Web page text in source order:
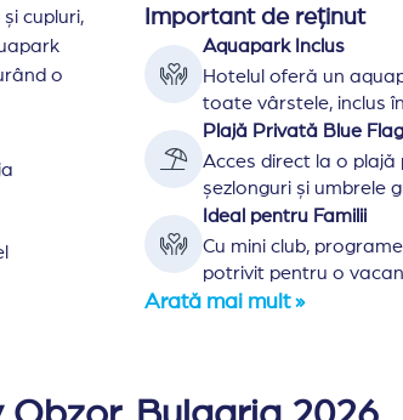
cupluri,
o
Important de reținut
Aquapark Inclus
Hotelul oferă un
toate vârstele, inclus
Plajă Privată Blue Flag
Acces direct la o
șezlonguri și umbrele
Ideal pentru Familii
Cu mini club,
potrivit pentru o
Arată mai mult »